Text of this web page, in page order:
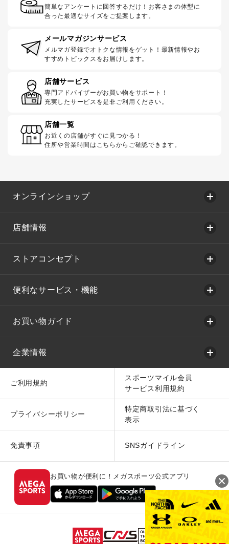
簡単なアンケートに回答するだけ！お客さまの体型に
合った最適なサイズをご提案します。
メールマガジンサービス
メルマガ登録でオトクな情報をゲット！最新情報やお
すすめトピックスをお届けします。
店舗サービス
専門アドバイザーがお買い物をサポート！
充実したサービスを是非ご利用ください。
店舗一覧
お近くの店舗がすぐに見つかる！
住所や営業時間はこちらからご確認できます。
オンラインショップ
店舗情報
ストアコンセプト
便利なサービス・機能
お買い物ガイド
企業情報
ご利用規約
スポーツマイル会員
サービス利用規約
プライバシーポリシー
特定商取引法に基づく
表示
免責事項 SNSガイドライン
お買い物が便利に！メガスポーツ公式アプリ